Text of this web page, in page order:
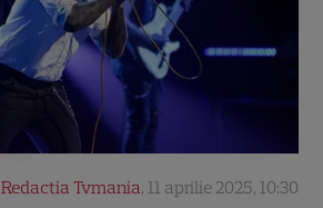
Redactia Tvmania, 11 aprilie 2025, 10:30